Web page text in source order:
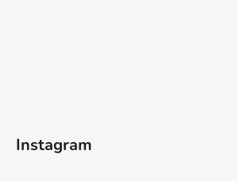
Instagram